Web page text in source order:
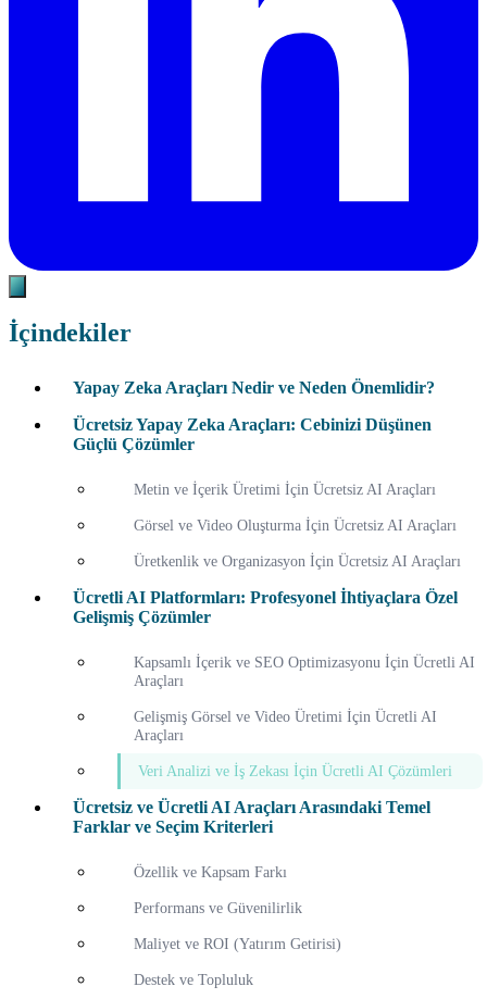
İçindekiler
Yapay Zeka Araçları Nedir ve Neden Önemlidir?
Ücretsiz Yapay Zeka Araçları: Cebinizi Düşünen
Güçlü Çözümler
Metin ve İçerik Üretimi İçin Ücretsiz AI Araçları
Görsel ve Video Oluşturma İçin Ücretsiz AI Araçları
Üretkenlik ve Organizasyon İçin Ücretsiz AI Araçları
Ücretli AI Platformları: Profesyonel İhtiyaçlara Özel
Gelişmiş Çözümler
Kapsamlı İçerik ve SEO Optimizasyonu İçin Ücretli AI
Araçları
Gelişmiş Görsel ve Video Üretimi İçin Ücretli AI
Araçları
Veri Analizi ve İş Zekası İçin Ücretli AI Çözümleri
Ücretsiz ve Ücretli AI Araçları Arasındaki Temel
Farklar ve Seçim Kriterleri
Özellik ve Kapsam Farkı
Performans ve Güvenilirlik
Maliyet ve ROI (Yatırım Getirisi)
Destek ve Topluluk